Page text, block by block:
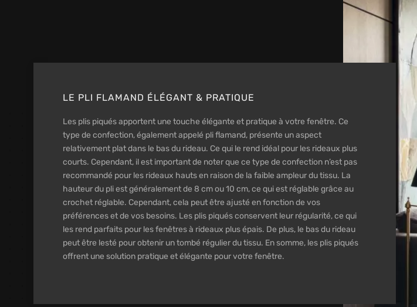
LE PLI FLAMAND ÉLÉGANT & PRATIQUE
Les plis piqués apportent une touche élégante et pratique à votre fenêtre. Ce
type de confection, également appelé pli flamand, présente un aspect
relativement plat dans le bas du rideau. Ce qui le rend idéal pour les rideaux plus
courts. Cependant, il est important de noter que ce type de confection n’est pas
recommandé pour les rideaux hauts en raison de la faible ampleur du tissu. La
hauteur du pli est généralement de 8 cm ou 10 cm, ce qui est réglable grâce au
crochet réglable. Cependant, cela peut être ajusté en fonction de vos
préférences et de vos besoins. Les plis piqués conservent leur régularité, ce qui
les rend parfaits pour les fenêtres à rideaux plus épais. De plus, le bas du rideau
peut être lesté pour obtenir un tombé régulier du tissu. En somme, les plis piqués
offrent une solution pratique et élégante pour votre fenêtre.